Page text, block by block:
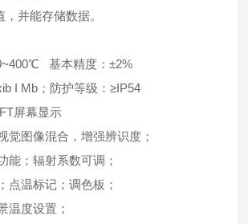
并能存储数据。
基本精度：±2%
I Mb；防护等级：≥IP54
屏幕显示
觉图像混合，增强辨识度；
能；辐射系数可调；
点温标记；调色板；
温度设置；